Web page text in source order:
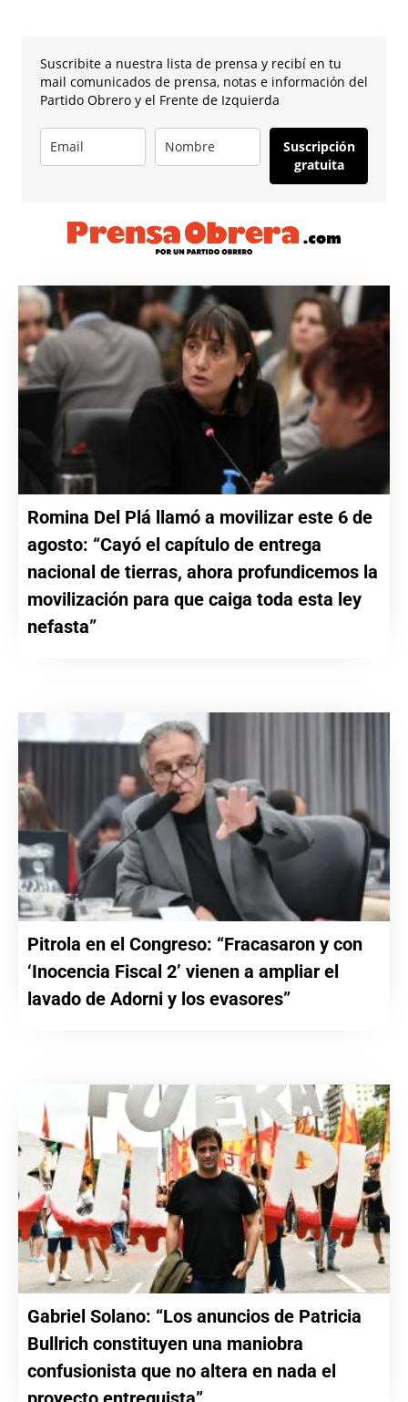
Suscribite a nuestra lista de prensa y recibí en tu
mail comunicados de prensa, notas e información del
Partido Obrero y el Frente de Izquierda
Suscripción
gratuita
Romina Del Plá llamó a movilizar este 6 de
agosto: “Cayó el capítulo de entrega
nacional de tierras, ahora profundicemos la
movilización para que caiga toda esta ley
nefasta”
Pitrola en el Congreso: “Fracasaron y con
‘Inocencia Fiscal 2’ vienen a ampliar el
lavado de Adorni y los evasores”
Gabriel Solano: “Los anuncios de Patricia
Bullrich constituyen una maniobra
confusionista que no altera en nada el